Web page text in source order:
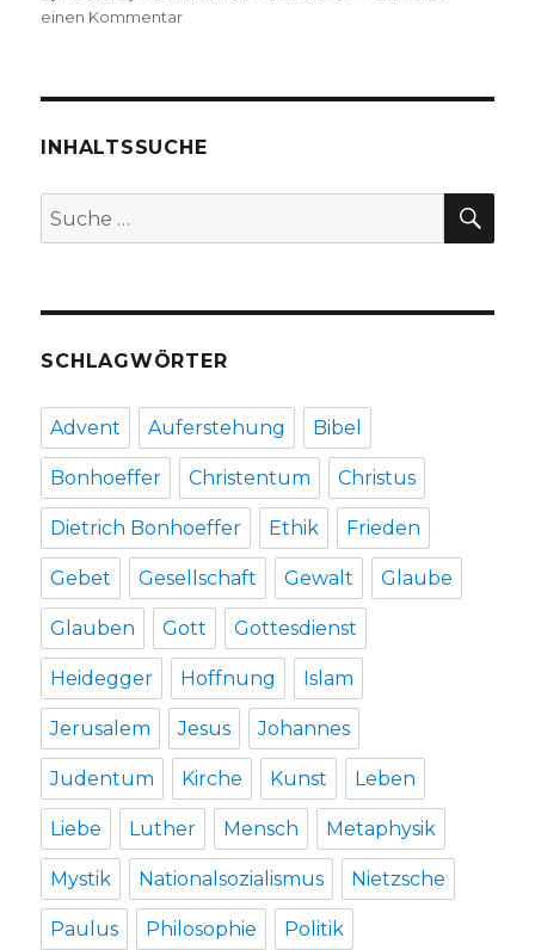
einen Kommentarzu
Christoph
INHALTSSUCHE
Suche
nach:
SCHLAGWÖRTER
Advent Auferstehung Bibel
Bonhoeffer Christentum Christus
Dietrich Bonhoeffer Ethik Frieden
Gebet Gesellschaft Gewalt Glaube
Glauben Gott Gottesdienst
Heidegger Hoffnung Islam
Jerusalem Jesus Johannes
Judentum Kirche Kunst Leben
Liebe Luther Mensch Metaphysik
Mystik Nationalsozialismus Nietzsche
Paulus Philosophie Politik